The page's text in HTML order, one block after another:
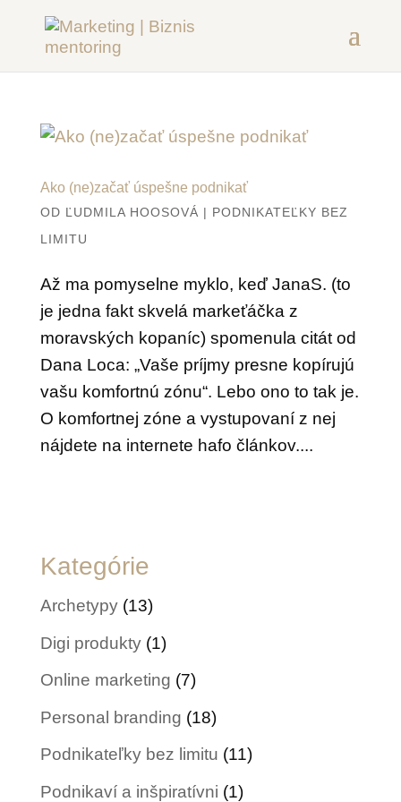
Ako (ne)začať úspešne podnikať
OD ĽUDMILA HOOSOVÁ | PODNIKATEĽKY BEZ
LIMITU
Až ma pomyselne myklo, keď JanaS. (to
je jedna fakt skvelá markeťáčka z
moravských kopaníc) spomenula citát od
Dana Loca: „Vaše príjmy presne kopírujú
vašu komfortnú zónu“. Lebo ono to tak je.
O komfortnej zóne a vystupovaní z nej
nájdete na internete hafo článkov....
Kategórie
Archetypy(13)
Digi produkty(1)
Online marketing (7)
Personal branding (18)
Podnikateľky bez limitu (11)
Podnikaví a inšpiratívni (1)